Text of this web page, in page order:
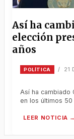
Así ha
elección
años
POLÍTICA / 21
Así ha cambiado
en los últimos 50